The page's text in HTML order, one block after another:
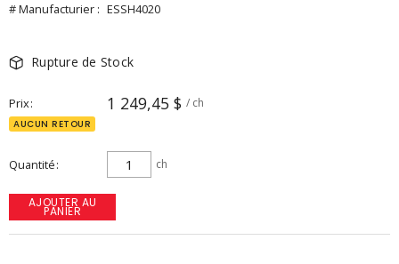
# Manufacturier : ESSH4020
Rupture de Stock
Prix 1 249,45 $ / ch
AUCUN RETOUR
Quantité ch
AJOUTER AU
PANIER